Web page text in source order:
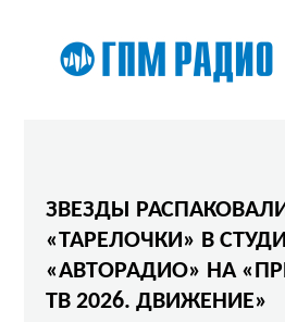
ЗВЕЗДЫ
«ТАРЕЛОЧКИ» В
«АВТОРАДИО» НА
ТВ 2026. ДВИЖЕНИЕ»